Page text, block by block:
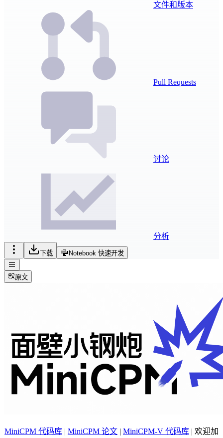
文件和版本
Pull Requests
讨论
分析
下载 Notebook 快速开发
原文
MiniCPM 代码库 | MiniCPM 论文 | MiniCPM-V 代码库 | 欢迎加